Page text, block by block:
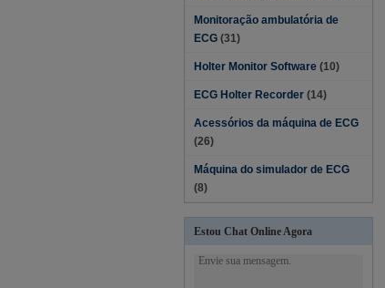
Monitoração ambulatória de
ECG (31)
Holter Monitor Software (10)
ECG Holter Recorder (14)
Acessórios da máquina de ECG
(26)
Máquina do simulador de ECG
(8)
Estou Chat Online Agora